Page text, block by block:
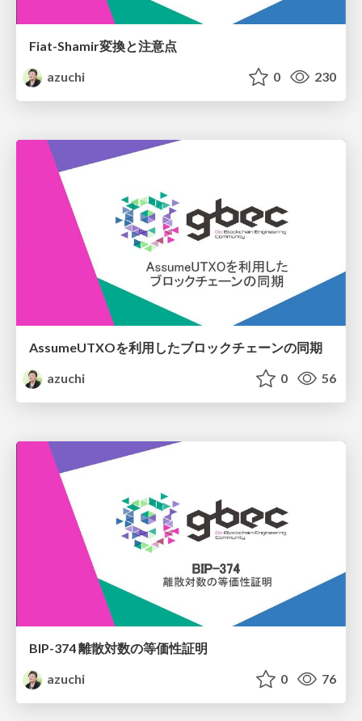
Fiat-Shamir変換と注意点
azuchi
0 230
AssumeUTXOを利用したブロックチェーンの同期
azuchi
0 56
BIP-374 離散対数の等価性証明
azuchi
0 76